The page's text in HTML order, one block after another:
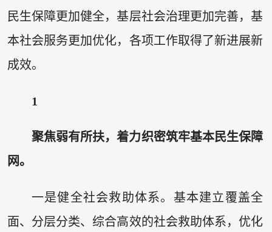
民生保障更加健全，基层社会治理更加完善，基
本社会服务更加优化，各项工作取得了新进展新
成效。
1
聚焦弱有所扶，着力织密筑牢基本民生保障
网。
一是健全社会救助体系。基本建立覆盖全
面、分层分类、综合高效的社会救助体系，优化